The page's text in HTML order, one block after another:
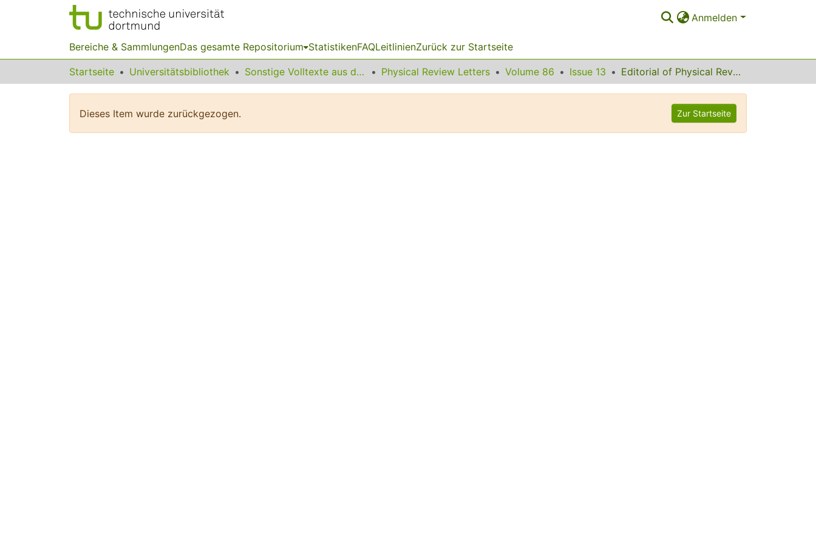
Anmelden
Bereiche & SammlungenDas gesamte Repositorium StatistikenFAQLeitlinienZurück zur Startseite
Startseite Universitätsbibliothek Sonstige Volltexte aus dem Bibliotheksangebot Physical Review Letters Volume 86 Issue 13 Editorial of Physical Review Letters Volume 86
Dieses Item wurde zurückgezogen. Zur Startseite